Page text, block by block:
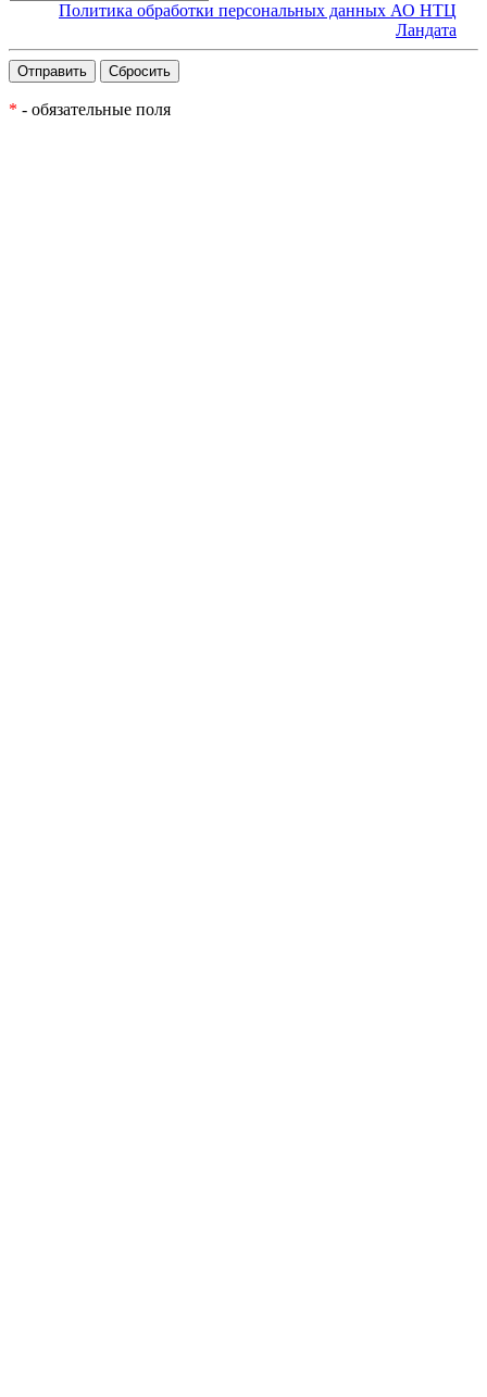
Политика обработки персональных данных АО НТЦ
Ландата
* - обязательные поля